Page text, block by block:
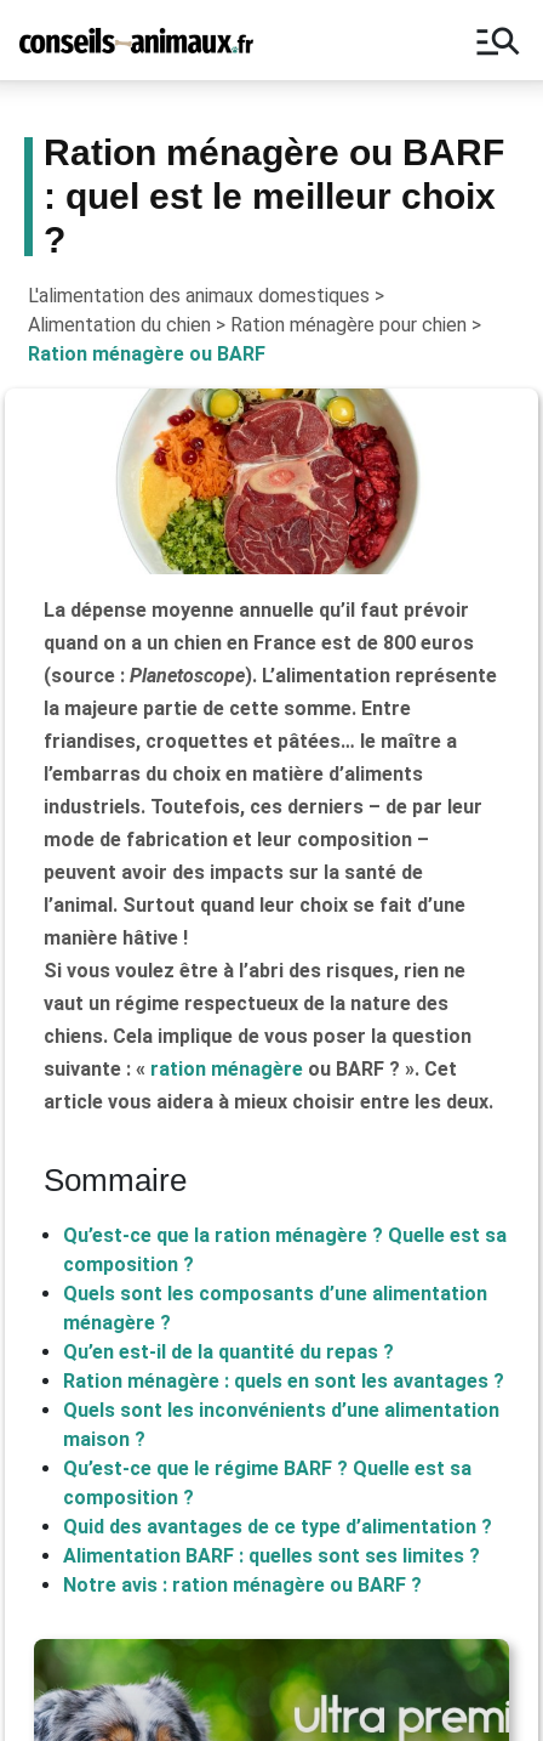
manage_search
Ration ménagère ou BARF
: quel est le meilleur choix
?
L'alimentation des animaux domestiques >
Alimentation du chien > Ration ménagère pour chien >
Ration ménagère ou BARF
La dépense moyenne annuelle qu’il faut prévoir
quand on a un chien en France est de 800 euros
(source : Planetoscope). L’alimentation représente
la majeure partie de cette somme. Entre
friandises, croquettes et pâtées… le maître a
l’embarras du choix en matière d’aliments
industriels. Toutefois, ces derniers – de par leur
mode de fabrication et leur composition –
peuvent avoir des impacts sur la santé de
l’animal. Surtout quand leur choix se fait d’une
manière hâtive !
Si vous voulez être à l’abri des risques, rien ne
vaut un régime respectueux de la nature des
chiens. Cela implique de vous poser la question
suivante : « ration ménagère ou BARF ? ». Cet
article vous aidera à mieux choisir entre les deux.
Sommaire
Qu’est-ce que la ration ménagère ? Quelle est sa
composition ?
Quels sont les composants d’une alimentation
ménagère ?
Qu’en est-il de la quantité du repas ?
Ration ménagère : quels en sont les avantages ?
Quels sont les inconvénients d’une alimentation
maison ?
Qu’est-ce que le régime BARF ? Quelle est sa
composition ?
Quid des avantages de ce type d’alimentation ?
Alimentation BARF : quelles sont ses limites ?
Notre avis : ration ménagère ou BARF ?